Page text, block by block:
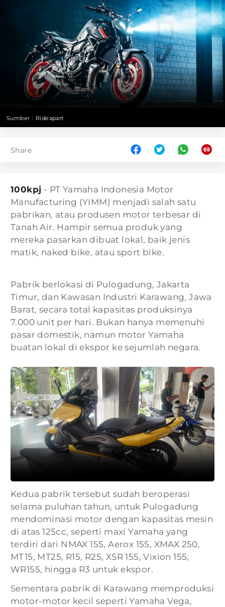
Sumber : Rideapart
Share
100kpj - PT Yamaha Indonesia Motor
Manufacturing (YIMM) menjadi salah satu
pabrikan, atau produsen motor terbesar di
Tanah Air. Hampir semua produk yang
mereka pasarkan dibuat lokal, baik jenis
matik, naked bike, atau sport bike.
Pabrik berlokasi di Pulogadung, Jakarta
Timur, dan Kawasan Industri Karawang, Jawa
Barat, secara total kapasitas produksinya
7.000 unit per hari. Bukan hanya memenuhi
pasar domestik, namun motor Yamaha
buatan lokal di ekspor ke sejumlah negara.
Kedua pabrik tersebut sudah beroperasi
selama puluhan tahun, untuk Pulogadung
mendominasi motor dengan kapasitas mesin
di atas 125cc, seperti maxi Yamaha yang
terdiri dari NMAX 155, Aerox 155, XMAX 250,
MT15, MT25, R15, R25, XSR 155, Vixion 155,
WR155, hingga R3 untuk ekspor.
Sementara pabrik di Karawang memproduksi
motor-motor kecil seperti Yamaha Vega,